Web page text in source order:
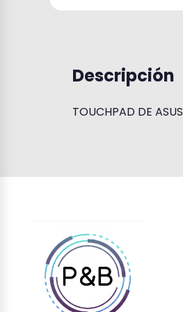
Descripción
TOUCHPAD DE ASUS